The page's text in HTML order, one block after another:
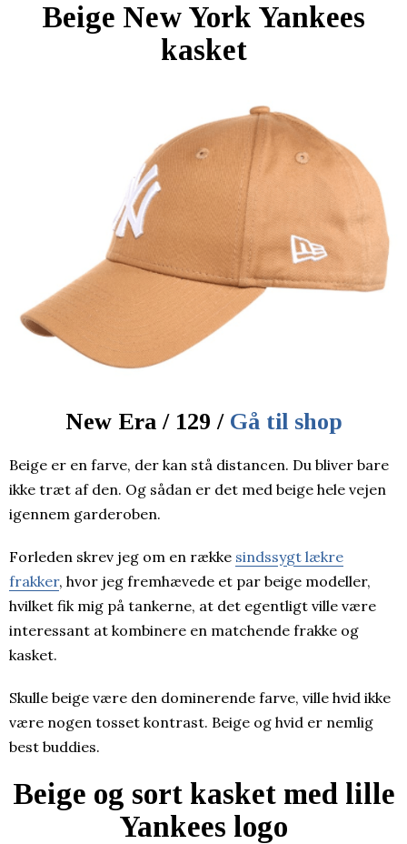
Beige New York Yankees
kasket
New Era / 129 / Gå til shop
Beige er en farve, der kan stå distancen. Du bliver bare
ikke træt af den. Og sådan er det med beige hele vejen
igennem garderoben.
Forleden skrev jeg om en række sindssygt lækre
frakker, hvor jeg fremhævede et par beige modeller,
hvilket fik mig på tankerne, at det egentligt ville være
interessant at kombinere en matchende frakke og
kasket.
Skulle beige være den dominerende farve, ville hvid ikke
være nogen tosset kontrast. Beige og hvid er nemlig
best buddies.
Beige og sort kasket med lille
Yankees logo